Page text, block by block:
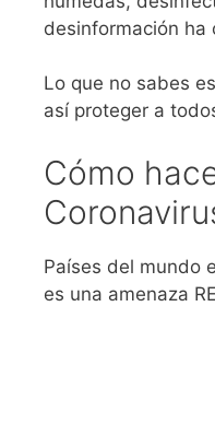
desinformación ha
Lo que no sabes
así proteger a
Cómo
Países del mundo
es una amenaza